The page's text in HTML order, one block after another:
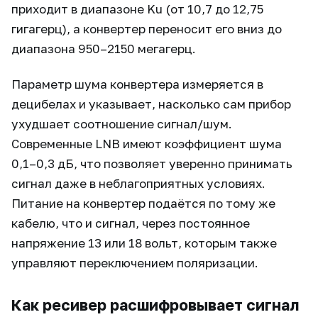
приходит в диапазоне Ku (от 10,7 до 12,75
гигагерц), а конвертер переносит его вниз до
диапазона 950–2150 мегагерц.
Параметр шума конвертера измеряется в
децибелах и указывает, насколько сам прибор
ухудшает соотношение сигнал/шум.
Современные LNB имеют коэффициент шума
0,1–0,3 дБ, что позволяет уверенно принимать
сигнал даже в неблагоприятных условиях.
Питание на конвертер подаётся по тому же
кабелю, что и сигнал, через постоянное
напряжение 13 или 18 вольт, которым также
управляют переключением поляризации.
Как ресивер расшифровывает сигнал